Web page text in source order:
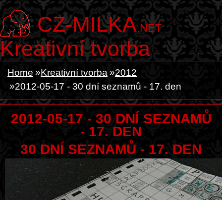
CZ-MILKA.NET
Kreativní tvorba
Home Kreativní tvorba
2012
2012-05-17 - 30 dní seznamů - 17. den
2012-05-17 - 30 DNÍ SEZNAMŮ
- 17. DEN
30 DNÍ SEZNAMŮ - 17. DEN